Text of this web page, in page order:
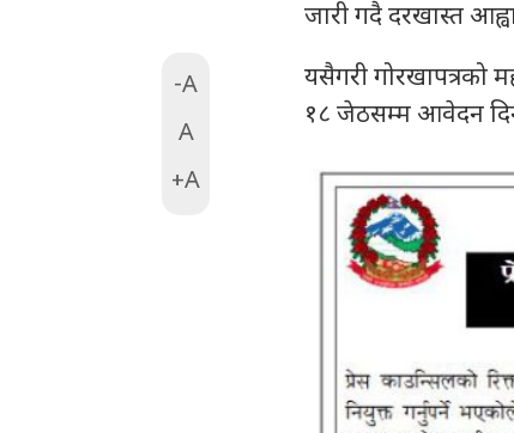
-A
A
+A
जारी गदै दरखास्त
यसैगरी गोरखापत्रको
१८ जेठसम्म आवेदन